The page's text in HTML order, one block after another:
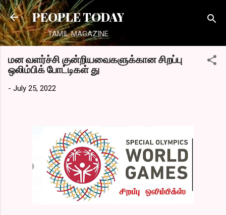
Skip to main content
PEOPLE TODAY
TAMIL MAGAZINE
மன வளர்ச்சி குன்றியவைகளுக்கான சிறப்பு
ஒலிம்பிக் போட்டிகள் து
- July 25, 2022